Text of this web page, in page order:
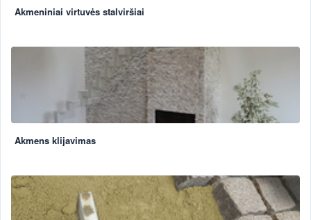
Akmeniniai virtuvės stalviršiai
Akmens klijavimas